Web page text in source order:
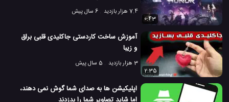
7.4 هزار بازدید
6 سال پیش
0:43
آموزش ساخت کاردستی جاکلیدی قلبی براق
و زیبا
3 هزار بازدید
5 سال پیش
2:35
اپلیکیشن ها به صدای شما گوش نمی دهند،